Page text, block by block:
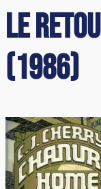
Le
(1986)